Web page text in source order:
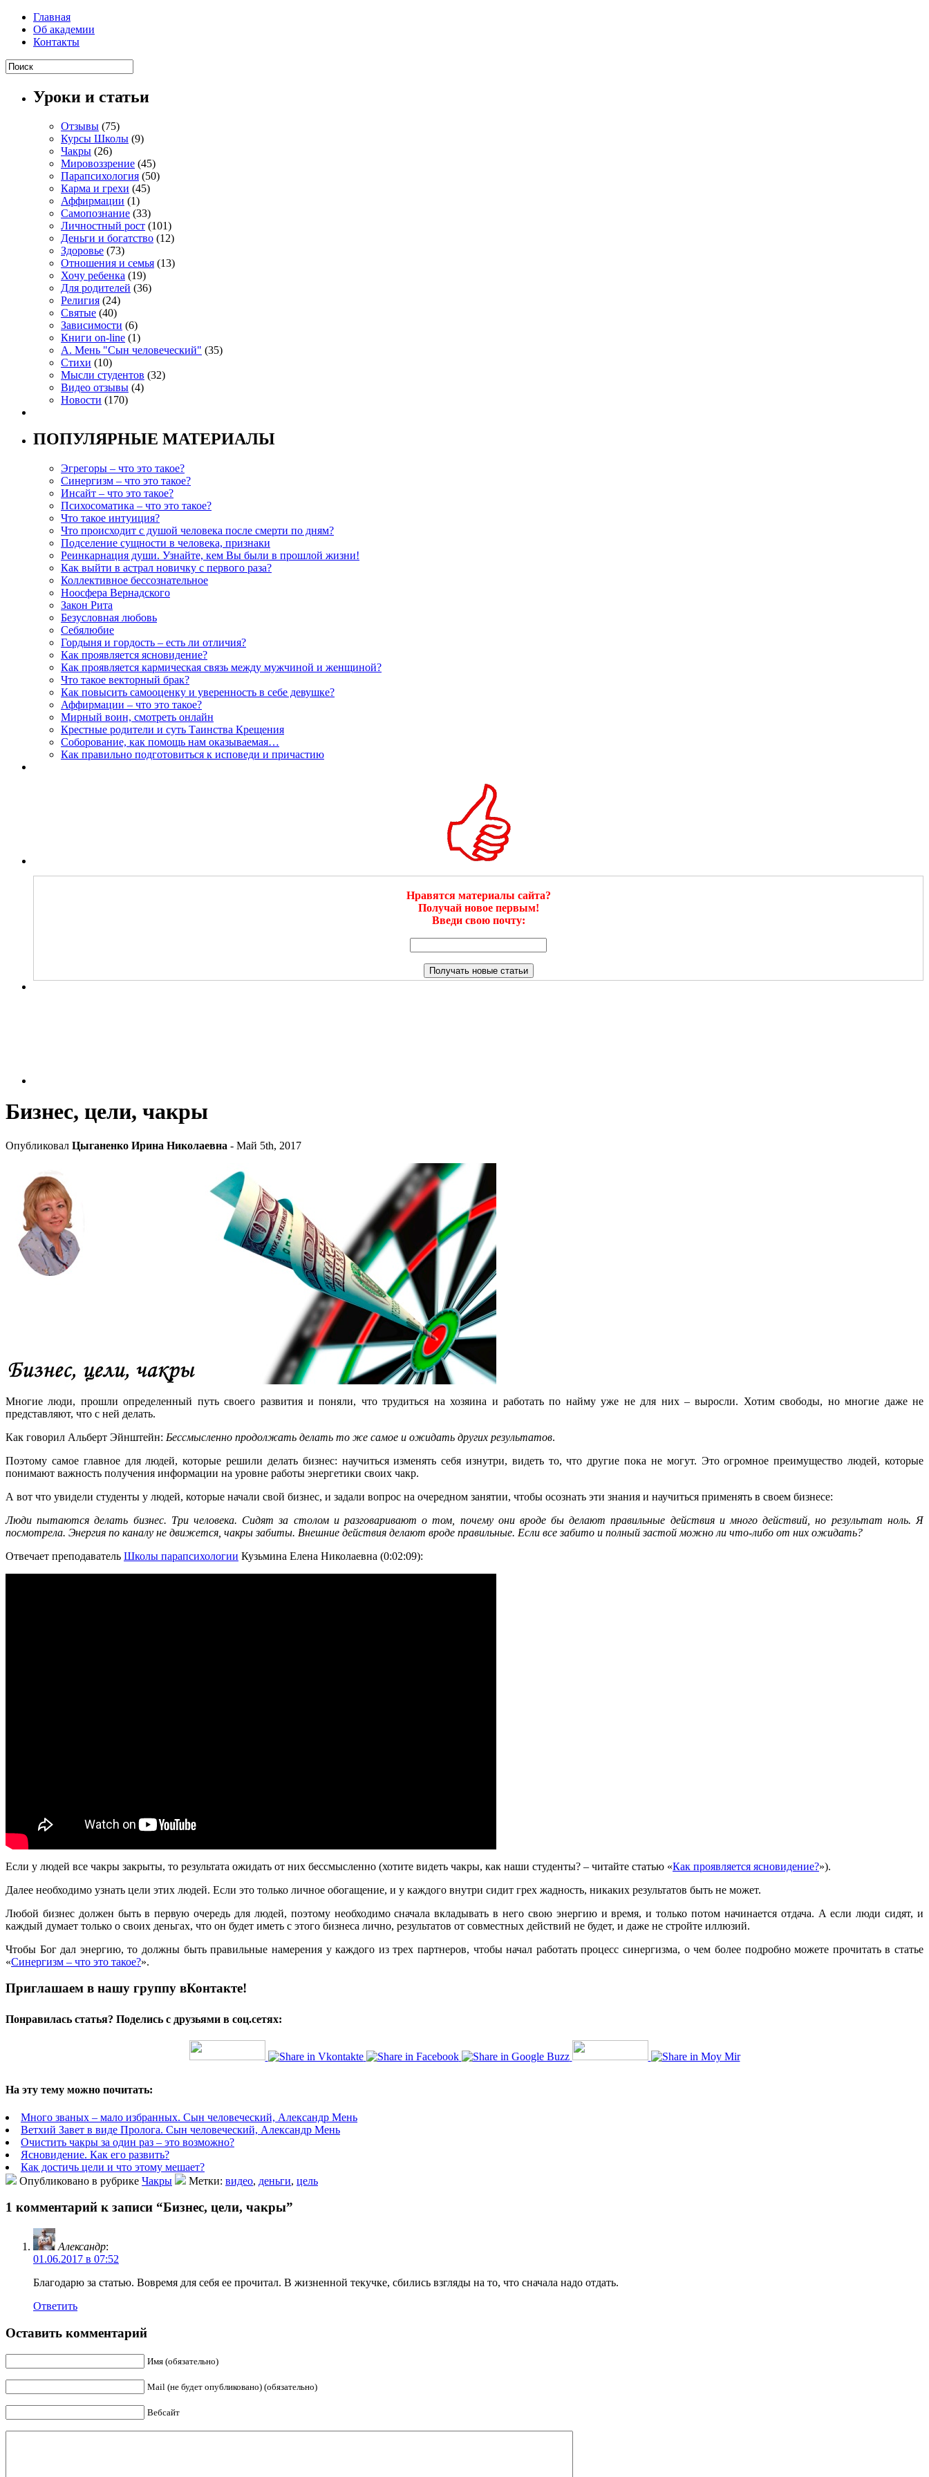
Главная
Об академии
Контакты
Уроки и статьи
Отзывы (75)
Курсы Школы (9)
Чакры (26)
Мировоззрение (45)
Парапсихология (50)
Карма и грехи (45)
Аффирмации (1)
Самопознание (33)
Личностный рост (101)
Деньги и богатство (12)
Здоровье (73)
Отношения и семья (13)
Хочу ребенка (19)
Для родителей (36)
Религия (24)
Святые (40)
Зависимости (6)
Книги on-line (1)
А. Мень "Сын человеческий" (35)
Стихи (10)
Мысли студентов (32)
Видео отзывы (4)
Новости (170)
ПОПУЛЯРНЫЕ МАТЕРИАЛЫ
Эгрегоры – что это такое?
Синергизм – что это такое?
Инсайт – что это такое?
Психосоматика – что это такое?
Что такое интуиция?
Что происходит с душой человека после смерти по дням?
Подселение сущности в человека, признаки
Реинкарнация души. Узнайте, кем Вы были в прошлой жизни!
Как выйти в астрал новичку с первого раза?
Коллективное бессознательное
Ноосфера Вернадского
Закон Рита
Безусловная любовь
Себялюбие
Гордыня и гордость – есть ли отличия?
Как проявляется ясновидение?
Как проявляется кармическая связь между мужчиной и женщиной?
Что такое векторный брак?
Как повысить самооценку и уверенность в себе девушке?
Аффирмации – что это такое?
Мирный воин, смотреть онлайн
Крестные родители и суть Таинства Крещения
Соборование, как помощь нам оказываемая…
Как правильно подготовиться к исповеди и причастию
Нравятся материалы сайта?
Получай новое первым!
Введи свою почту:
Бизнес, цели, чакры
Опубликовал Цыганенко Ирина Николаевна - Май 5th, 2017
Многие люди, прошли определенный путь своего развития и поняли, что трудиться на хозяина и работать по найму уже не для них – выросли. Хотим свободы, но многие даже не
представляют, что с ней делать.
Как говорил Альберт Эйнштейн: Бессмысленно продолжать делать то же самое и ожидать других результатов.
Поэтому самое главное для людей, которые решили делать бизнес: научиться изменять себя изнутри, видеть то, что другие пока не могут. Это огромное преимущество людей, которые
понимают важность получения информации на уровне работы энергетики своих чакр.
А вот что увидели студенты у людей, которые начали свой бизнес, и задали вопрос на очередном занятии, чтобы осознать эти знания и научиться применять в своем бизнесе:
Люди пытаются делать бизнес. Три человека. Сидят за столом и разговаривают о том, почему они вроде бы делают правильные действия и много действий, но результат ноль. Я
посмотрела. Энергия по каналу не движется, чакры забиты. Внешние действия делают вроде правильные. Если все забито и полный застой можно ли что-либо от них ожидать?
Отвечает преподаватель Школы парапсихологии Кузьмина Елена Николаевна (0:02:09):
Если у людей все чакры закрыты, то результата ожидать от них бессмысленно (хотите видеть чакры, как наши студенты? – читайте статью «Как проявляется ясновидение?»).
Далее необходимо узнать цели этих людей. Если это только личное обогащение, и у каждого внутри сидит грех жадность, никаких результатов быть не может.
Любой бизнес должен быть в первую очередь для людей, поэтому необходимо сначала вкладывать в него свою энергию и время, и только потом начинается отдача. А если люди сидят, и
каждый думает только о своих деньгах, что он будет иметь с этого бизнеса лично, результатов от совместных действий не будет, и даже не стройте иллюзий.
Чтобы Бог дал энергию, то должны быть правильные намерения у каждого из трех партнеров, чтобы начал работать процесс синергизма, о чем более подробно можете прочитать в статье
«Синергизм – что это такое?».
Приглашаем в нашу группу вКонтакте!
Понравилась статья? Поделись с друзьями в соц.сетях:
На эту тему можно почитать:
Много званых – мало избранных. Сын человеческий, Александр Мень
Ветхий Завет в виде Пролога. Сын человеческий, Александр Мень
Очистить чакры за один раз – это возможно?
Ясновидение. Как его развить?
Как достичь цели и что этому мешает?
Опубликовано в рубрике Чакры Метки: видео, деньги, цель
1 комментарий к записи “Бизнес, цели, чакры”
Александр:
01.06.2017 в 07:52
Благодарю за статью. Вовремя для себя ее прочитал. В жизненной текучке, сбились взгляды на то, что сначала надо отдать.
Ответить
Оставить комментарий
Имя (обязательно)
Mail (не будет опубликовано) (обязательно)
Вебсайт